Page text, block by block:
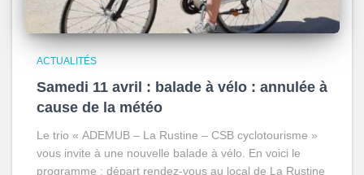
ACTUALITÉS
Samedi 11 avril : balade à vélo : annulée à
cause de la météo
Le trio « ADEMUB – La Rustine – CSB cyclotourisme »
vous invite à une nouvelle balade à vélo. En voici le
programme : départ rendez-vous au local de La Rustine